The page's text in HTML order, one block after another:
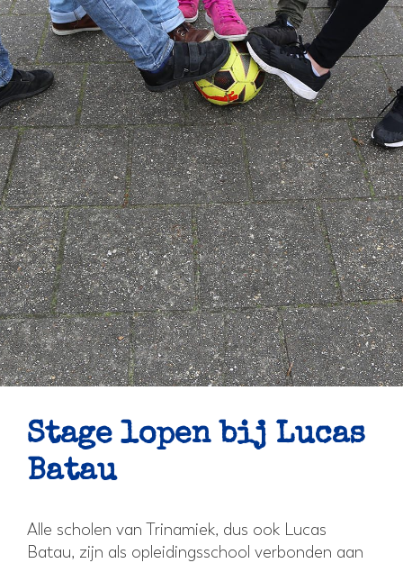
Stage lopen bij Lucas
Batau
Alle scholen van Trinamiek, dus ook Lucas
Batau, zijn als opleidingsschool verbonden aan